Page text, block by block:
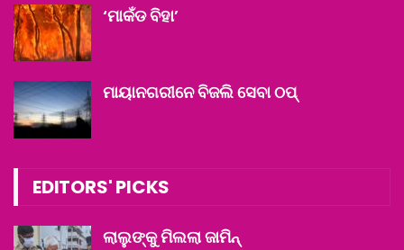
‘ମାକଁଡ ବିହା’
ମାୟାନଗରୀନେ ବିଜଲି ସେବା ଠପ୍‌
EDITORS' PICKS
ଲାଲୁଙ୍କୁ ମିଲଲା ଜାମିନ୍‌